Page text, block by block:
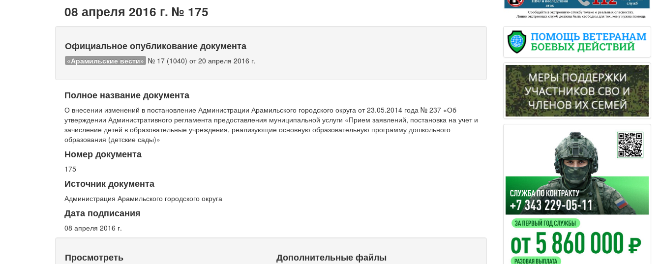
08 апреля 2016 г. № 175
Официальное опубликование документа
«Арамильские вести» № 17 (1040) от 20 апреля 2016 г.
Полное название документа
О внесении изменений в постановление Администрации Арамильского городского округа от 23.05.2014 года № 237 «Об
утверждении Административного регламента предоставления муниципальной услуги «Прием заявлений, постановка на учет и
зачисление детей в образовательные учреждения, реализующие основную образовательную программу дошкольного
образования (детские сады)»
Номер документа
175
Источник документа
Администрация Арамильского городского округа
Дата подписания
08 апреля 2016 г.
Просмотреть Дополнительные файлы